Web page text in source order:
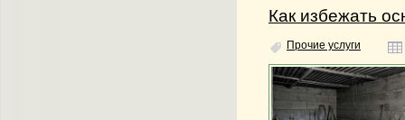
Как избежать
Прочие услуги